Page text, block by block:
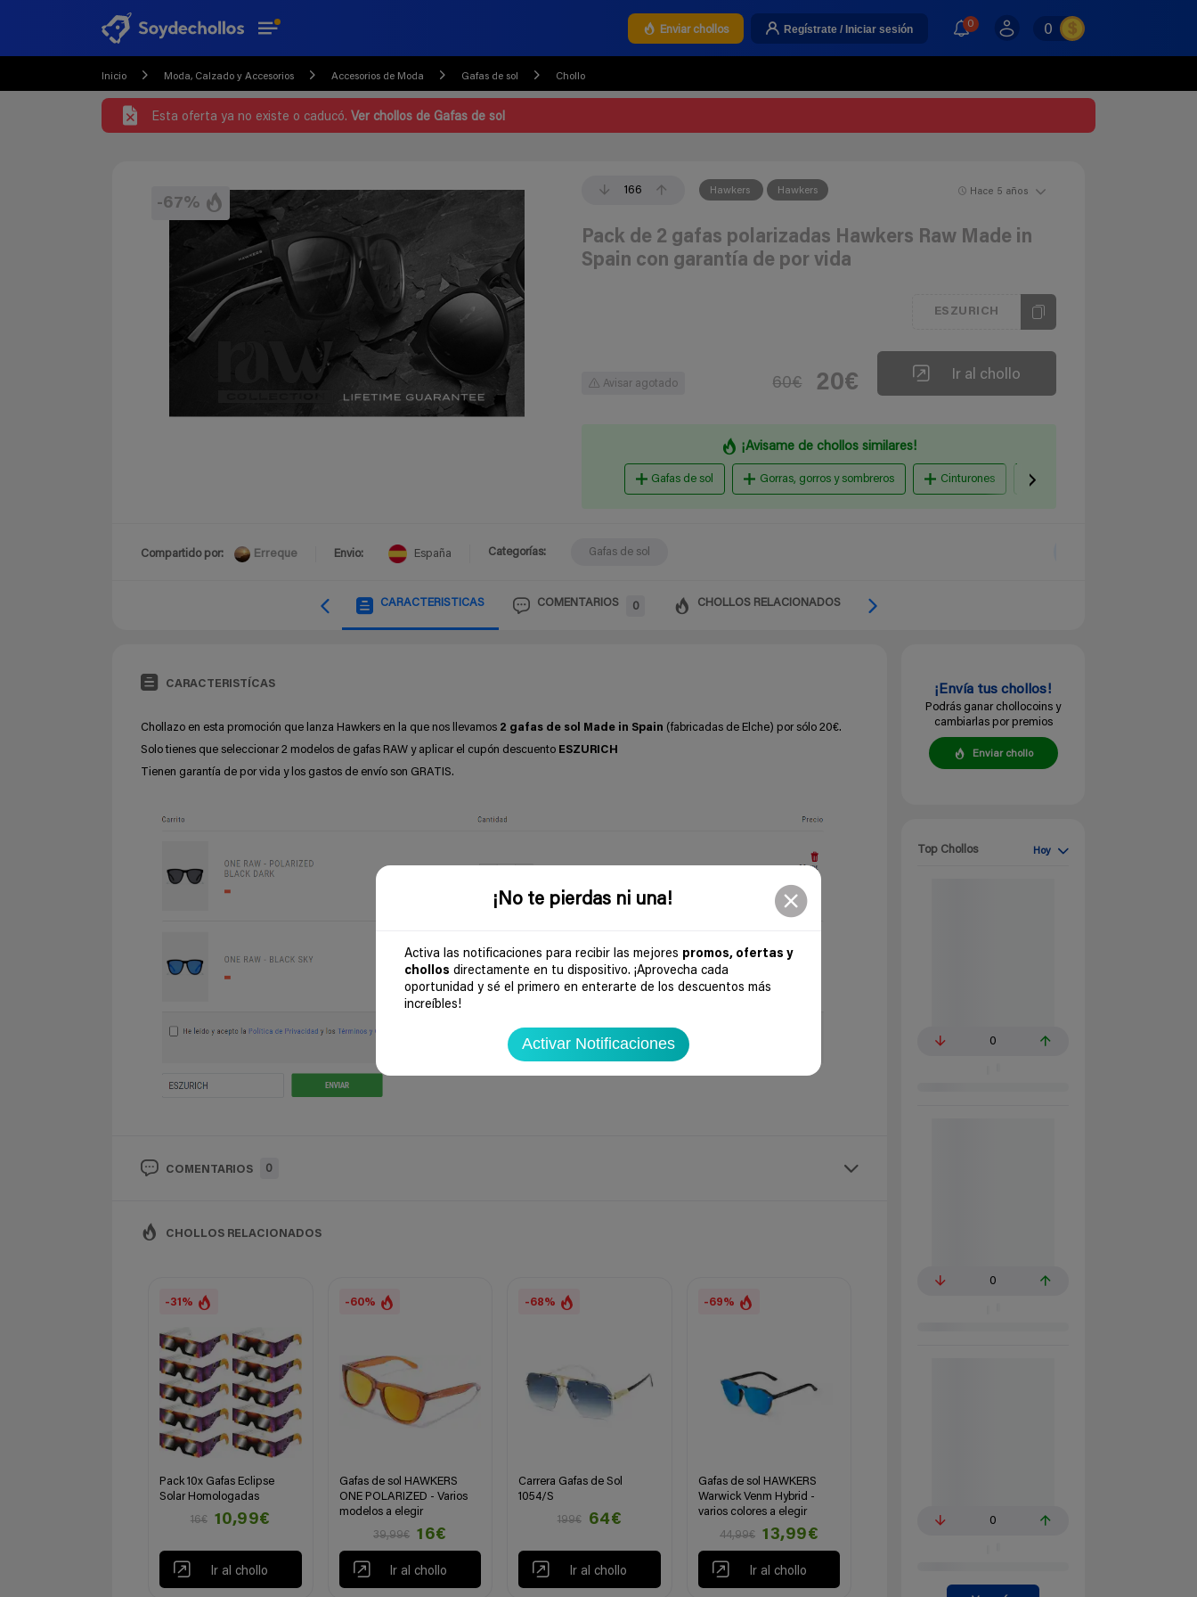
¡No te pierdas ni una!
Activa las notificaciones para recibir las mejores promos, ofertas y
chollos directamente en tu dispositivo. ¡Aprovecha cada
oportunidad y sé el primero en enterarte de los descuentos más
increíbles!
Activar Notificaciones
Enviar chollos Regístrate / Iniciar sesión 0 0
Inicio Moda, Calzado y Accesorios Accesorios de Moda Gafas de sol Chollo
Esta oferta ya no existe o caducó. Ver chollos de Gafas de sol
-67%
166 Hawkers Hawkers Hace 5 años
Pack de 2 gafas polarizadas Hawkers Raw Made in
Spain con garantía de por vida
ESZURICH
Avisar agotado 60€ 20€ Ir al chollo
¡Avisame de chollos similares!
Gafas de sol Gorras, gorros y sombreros Cinturones
Compartido por: Erreque Envio: España Categorías: Gafas de sol
CARACTERISTICAS COMENTARIOS 0 CHOLLOS RELACIONADOS
CARACTERISTÍCAS
Chollazo en esta promoción que lanza Hawkers en la que nos llevamos 2 gafas de sol Made in Spain (fabricadas de Elche) por sólo 20€.
Solo tienes que seleccionar 2 modelos de gafas RAW y aplicar el cupón descuento ESZURICH
Tienen garantía de por vida y los gastos de envío son GRATIS.
COMENTARIOS 0
CHOLLOS RELACIONADOS
-31%
Pack 10x Gafas Eclipse
Solar Homologadas
16€
10,99€
Ir al chollo
-60%
Gafas de sol HAWKERS
ONE POLARIZED - Varios
modelos a elegir
39,99€
16€
Ir al chollo
-68%
Carrera Gafas de Sol
1054/S
199€
64€
Ir al chollo
-69%
Gafas de sol HAWKERS
Warwick Venm Hybrid -
varios colores a elegir
44,99€
13,99€
Ir al chollo
¡Envía tus chollos!
Podrás ganar chollocoins y
cambiarlas por premios
Enviar chollo
Top Chollos Hoy
0
0
0